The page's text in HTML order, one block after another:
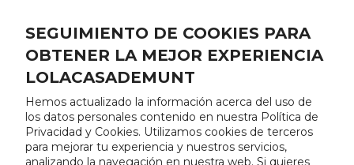
SEGUIMIENTO DE COOKIES PARA
OBTENER LA MEJOR EXPERIENCIA
LOLACASADEMUNT
Hemos actualizado la información acerca del uso de
los datos personales contenido en nuestra Política de
Privacidad y Cookies. Utilizamos cookies de terceros
para mejorar tu experiencia y nuestros servicios,
analizando la navegación en nuestra web. Si quieres